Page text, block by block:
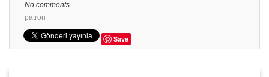
No comments
patron
Save